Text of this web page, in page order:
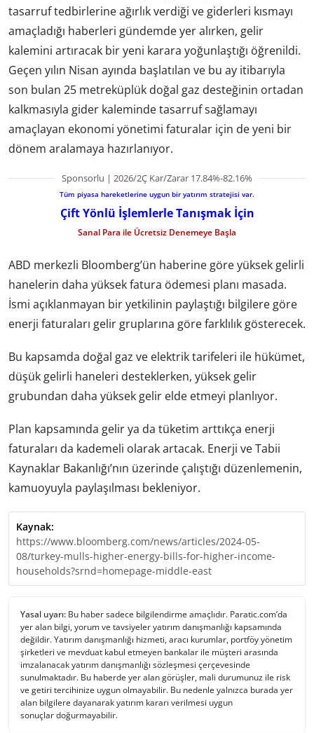
tasarruf tedbirlerine ağırlık verdiği ve giderleri kısmayı
amaçladığı haberleri gündemde yer alırken, gelir
kalemini artıracak bir yeni karara yoğunlaştığı öğrenildi.
Geçen yılın Nisan ayında başlatılan ve bu ay itibarıyla
son bulan 25 metreküplük doğal gaz desteğinin ortadan
kalkmasıyla gider kaleminde tasarruf sağlamayı
amaçlayan ekonomi yönetimi faturalar için de yeni bir
dönem aralamaya hazırlanıyor.
Sponsorlu | 2026/2Ç Kar/Zarar 17.84%-82.16%
Tüm piyasa hareketlerine uygun bir yatırım stratejisi var.
Çift Yönlü İşlemlerle Tanışmak İçin
Sanal Para ile Ücretsiz Denemeye Başla
ABD merkezli Bloomberg’ün haberine göre yüksek gelirli
hanelerin daha yüksek fatura ödemesi planı masada.
İsmi açıklanmayan bir yetkilinin paylaştığı bilgilere göre
enerji faturaları gelir gruplarına göre farklılık gösterecek.
Bu kapsamda doğal gaz ve elektrik tarifeleri ile hükümet,
düşük gelirli haneleri desteklerken, yüksek gelir
grubundan daha yüksek gelir elde etmeyi planlıyor.
Plan kapsamında gelir ya da tüketim arttıkça enerji
faturaları da kademeli olarak artacak. Enerji ve Tabii
Kaynaklar Bakanlığı’nın üzerinde çalıştığı düzenlemenin,
kamuoyuyla paylaşılması bekleniyor.
Kaynak:
https://www.bloomberg.com/news/articles/2024-05-
08/turkey-mulls-higher-energy-bills-for-higher-income-
households?srnd=homepage-middle-east
Yasal uyarı: Bu haber sadece bilgilendirme amaçlıdır. Paratic.com’da
yer alan bilgi, yorum ve tavsiyeler yatırım danışmanlığı kapsamında
değildir. Yatırım danışmanlığı hizmeti, aracı kurumlar, portföy yönetim
şirketleri ve mevduat kabul etmeyen bankalar ile müşteri arasında
imzalanacak yatırım danışmanlığı sözleşmesi çerçevesinde
sunulmaktadır. Bu haberde yer alan görüşler, mali durumunuz ile risk
ve getiri tercihinize uygun olmayabilir. Bu nedenle yalnızca burada yer
alan bilgilere dayanarak yatırım kararı verilmesi uygun
sonuçlar doğurmayabilir.